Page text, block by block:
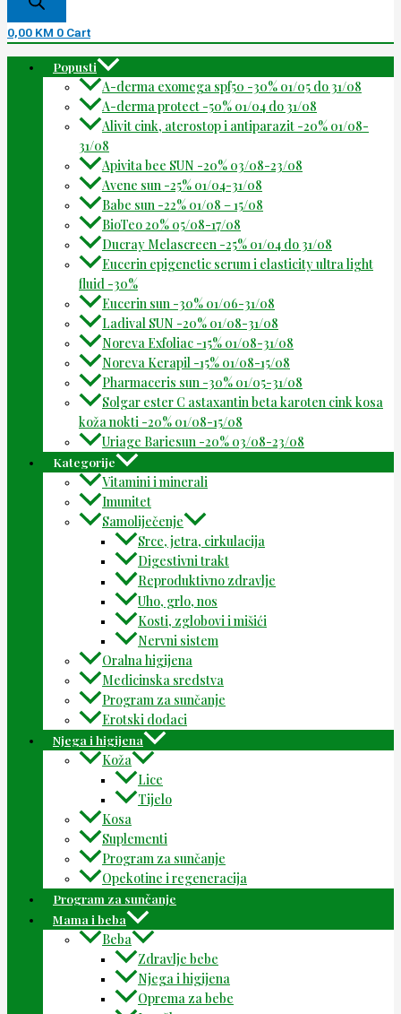
0,00 KM 0 Cart
Popusti
A-derma exomega spf50 -30% 01/05 do 31/08
A-derma protect -50% 01/04 do 31/08
Alivit cink, aterostop i antiparazit -20% 01/08-
31/08
Apivita bee SUN -20% 03/08-23/08
Avene sun -25% 01/04-31/08
Babe sun -22% 01/08 – 15/08
BioTeo 20% 05/08-17/08
Ducray Melascreen -25% 01/04 do 31/08
Eucerin epigenetic serum i elasticity ultra light
fluid -30%
Eucerin sun -30% 01/06-31/08
Ladival SUN -20% 01/08-31/08
Noreva Exfoliac -15% 01/08-31/08
Noreva Kerapil -15% 01/08-15/08
Pharmaceris sun -30% 01/05-31/08
Solgar ester C astaxantin beta karoten cink kosa
koža nokti -20% 01/08-15/08
Uriage Bariesun -20% 03/08-23/08
Kategorije
Vitamini i minerali
Imunitet
Samoliječenje
Srce, jetra, cirkulacija
Digestivni trakt
Reproduktivno zdravlje
Uho, grlo, nos
Kosti, zglobovi i mišići
Nervni sistem
Oralna higijena
Medicinska sredstva
Program za sunčanje
Erotski dodaci
Njega i higijena
Koža
Lice
Tijelo
Kosa
Suplementi
Program za sunčanje
Opekotine i regeneracija
Program za sunčanje
Mama i beba
Beba
Zdravlje bebe
Njega i higijena
Oprema za bebe